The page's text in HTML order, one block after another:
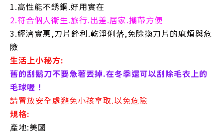
1.高性能不銹鋼.好用實在
2.符合個人衛生.旅行.出差.居家.攜帶方便
3.經濟實惠,刀片鋒利.乾淨俐落,免除換刀片的麻煩與危
險
生活上小秘方:
舊的刮鬍刀不要急著丟掉.在冬季還可以刮除毛衣上的
毛球喔！
請置放安全處避免小孩拿取.以免危險
規格:
產地:美國